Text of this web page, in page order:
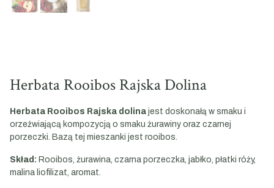
Herbata Rooibos Rajska Dolina
Herbata Rooibos Rajska dolina jest doskonałą w smaku i
orzeźwiającą kompozycją o smaku żurawiny oraz czarnej
porzeczki. Bazą tej mieszanki jest rooibos.
Skład: Rooibos, żurawina, czarna porzeczka, jabłko, płatki róży,
malina liofilizat, aromat.